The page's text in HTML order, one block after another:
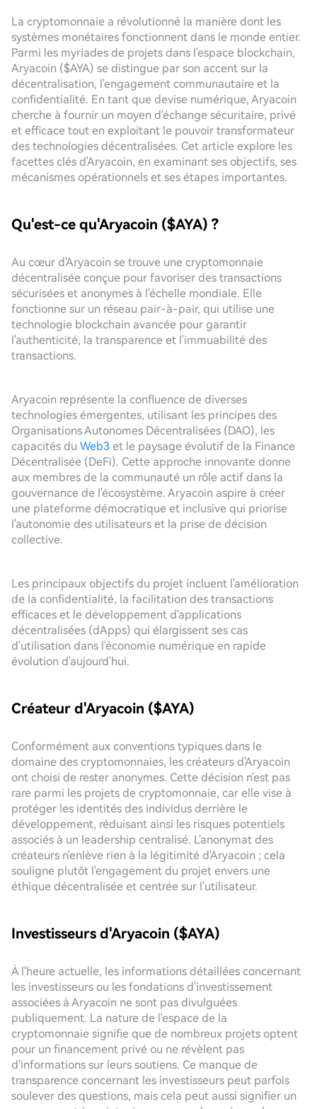
La cryptomonnaie a révolutionné la manière dont les
systèmes monétaires fonctionnent dans le monde entier.
Parmi les myriades de projets dans l'espace blockchain,
Aryacoin ($AYA) se distingue par son accent sur la
décentralisation, l'engagement communautaire et la
confidentialité. En tant que devise numérique, Aryacoin
cherche à fournir un moyen d'échange sécuritaire, privé
et efficace tout en exploitant le pouvoir transformateur
des technologies décentralisées. Cet article explore les
facettes clés d'Aryacoin, en examinant ses objectifs, ses
mécanismes opérationnels et ses étapes importantes.
Qu'est-ce qu'Aryacoin ($AYA) ?
Au cœur d'Aryacoin se trouve une cryptomonnaie
décentralisée conçue pour favoriser des transactions
sécurisées et anonymes à l'échelle mondiale. Elle
fonctionne sur un réseau pair-à-pair, qui utilise une
technologie blockchain avancée pour garantir
l'authenticité, la transparence et l'immuabilité des
transactions.
Aryacoin représente la confluence de diverses
technologies émergentes, utilisant les principes des
Organisations Autonomes Décentralisées (DAO), les
capacités du Web3 et le paysage évolutif de la Finance
Décentralisée (DeFi). Cette approche innovante donne
aux membres de la communauté un rôle actif dans la
gouvernance de l'écosystème. Aryacoin aspire à créer
une plateforme démocratique et inclusive qui priorise
l'autonomie des utilisateurs et la prise de décision
collective.
Les principaux objectifs du projet incluent l'amélioration
de la confidentialité, la facilitation des transactions
efficaces et le développement d'applications
décentralisées (dApps) qui élargissent ses cas
d'utilisation dans l'économie numérique en rapide
évolution d'aujourd'hui.
Créateur d'Aryacoin ($AYA)
Conformément aux conventions typiques dans le
domaine des cryptomonnaies, les créateurs d'Aryacoin
ont choisi de rester anonymes. Cette décision n'est pas
rare parmi les projets de cryptomonnaie, car elle vise à
protéger les identités des individus derrière le
développement, réduisant ainsi les risques potentiels
associés à un leadership centralisé. L'anonymat des
créateurs n'enlève rien à la légitimité d'Aryacoin ; cela
souligne plutôt l'engagement du projet envers une
éthique décentralisée et centrée sur l'utilisateur.
Investisseurs d'Aryacoin ($AYA)
À l'heure actuelle, les informations détaillées concernant
les investisseurs ou les fondations d'investissement
associées à Aryacoin ne sont pas divulguées
publiquement. La nature de l'espace de la
cryptomonnaie signifie que de nombreux projets optent
pour un financement privé ou ne révèlent pas
d'informations sur leurs soutiens. Ce manque de
transparence concernant les investisseurs peut parfois
soulever des questions, mais cela peut aussi signifier un